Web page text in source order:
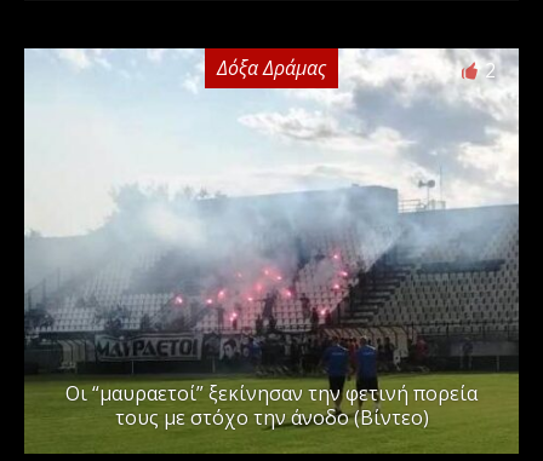
Δόξα Δράμας 2
Οι “μαυραετοί” ξεκίνησαν την φετινή πορεία
τους με στόχο την άνοδο (Βίντεο)